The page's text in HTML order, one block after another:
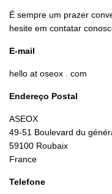
É sempre um prazer
hesite em contatar
E-mail
hello at oseox . com
Endereço Postal
ASEOX
49-51 Boulevard du
59100 Roubaix
France
Telefone